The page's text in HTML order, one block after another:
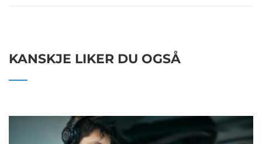
KANSKJE LIKER DU OGSÅ